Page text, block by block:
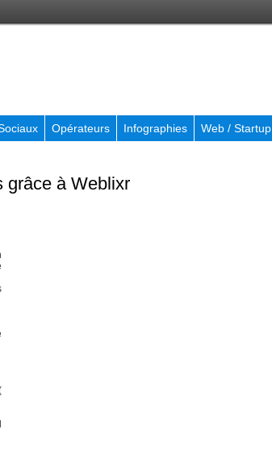
Opérateurs Infographies Web / Startup
grâce à Weblixr